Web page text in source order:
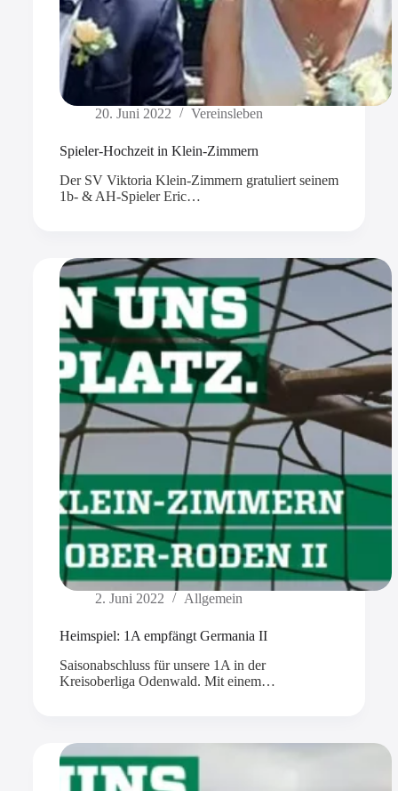
20. Juni 2022 Vereinsleben
Spieler-Hochzeit in Klein-Zimmern
Der SV Viktoria Klein-Zimmern gratuliert seinem
1b- & AH-Spieler Eric…
2. Juni 2022 Allgemein
Heimspiel: 1A empfängt Germania II
Saisonabschluss für unsere 1A in der
Kreisoberliga Odenwald. Mit einem…